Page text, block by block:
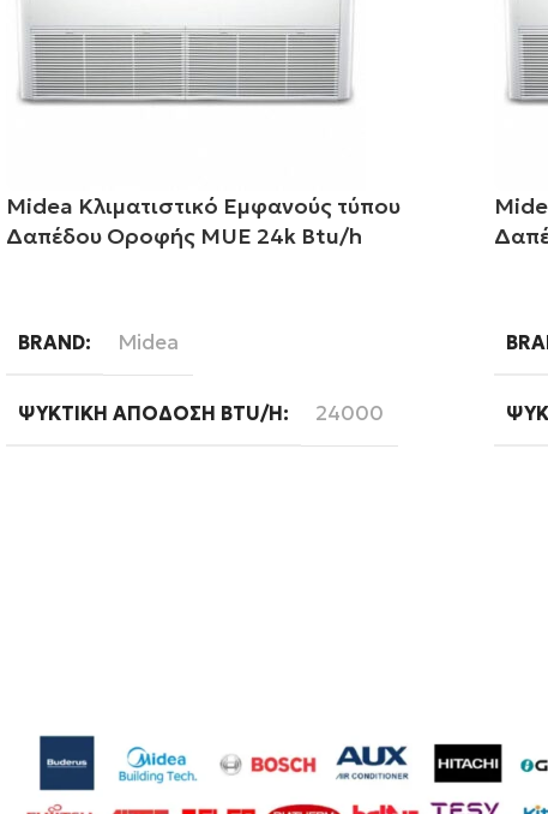
Midea Κλιματιστικό Εμφανούς τύπου
Δαπέδου Οροφής MUE 24k Btu/h
BRAND Midea
ΨΥΚΤΙΚΉ ΑΠΌΔΟΣΗ BTU/H 24000